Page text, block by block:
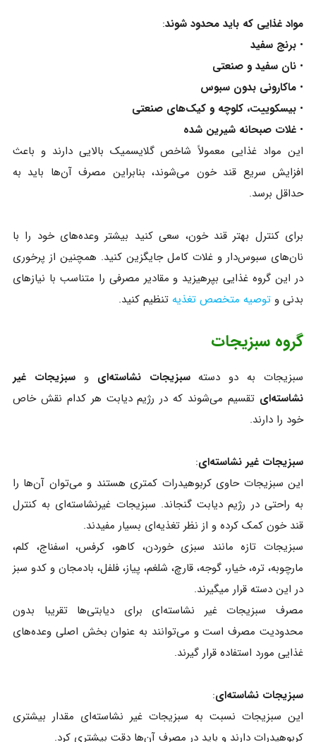
مواد غذایی که باید محدود شوند:
• برنج سفید
• نان سفید و صنعتی
• ماکارونی بدون سبوس
• بیسکوییت، کلوچه و کیک‌های صنعتی
• غلات صبحانه شیرین‌ شده
این مواد غذایی معمولاً شاخص گلایسمیک بالایی دارند و باعث
افزایش سریع قند خون می‌شوند، بنابراین مصرف آن‌ها باید به
حداقل برسد.
برای کنترل بهتر قند خون، سعی کنید بیشتر وعده‌های خود را با
نان‌های سبوس‌دار و غلات کامل جایگزین کنید. همچنین از پرخوری
در این گروه غذایی بپرهیزید و مقادیر مصرفی را متناسب با نیازهای
بدنی و توصیه متخصص تغذیهتنظیم کنید.
گروه سبزیجات
سبزیجات به دو دستهسبزیجات نشاسته‌ای و سبزیجات غیر
نشاسته‌ای تقسیم می‌شوند که در رژیم دیابت هر کدام نقش خاص
خود را دارند.
سبزیجات غیر نشاسته‌ای:
این سبزیجات حاوی کربوهیدرات کمتری هستند و می‌توان آن‌ها را
به راحتی در رژیم دیابت گنجاند. سبزیجات غیرنشاسته‌ای به کنترل
قند خون کمک کرده و از نظر تغذیه‌ای بسیار مفیدند.
سبزیجات تازه مانند سبزی خوردن، کاهو، کرفس، اسفناج، کلم،
مارچوبه، تره، خیار، گوجه، قارچ، شلغم، پیاز، فلفل، بادمجان و کدو سبز
در این دسته قرار میگیرند.
مصرف سبزیجات غیر نشاسته‌ای برای دیابتی‌ها تقریبا بدون
محدودیت مصرف است و می‌توانند به عنوان بخش اصلی وعده‌های
غذایی مورد استفاده قرار گیرند.
سبزیجات نشاسته‌ای:
این سبزیجات نسبت به سبزیجات غیر نشاسته‌ای مقدار بیشتری
کربوهیدرات دارند و باید در مصرف آن‌ها دقت بیشتری کرد.